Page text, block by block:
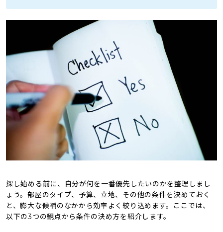
探し始める前に、自分が何を一番優先したいのかを整理しまし
ょう。部屋のタイプ、予算、立地、その他の条件を決めておく
と、膨大な候補のなかから効率よく絞り込めます。ここでは、
以下の3つの観点から条件の決め方を紹介します。